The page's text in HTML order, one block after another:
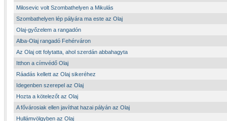
Milosevic volt Szombathelyen a Mikulás
Szombathelyen lép pályára ma este az Olaj
Olaj-győzelem a rangadón
Alba-Olaj rangadó Fehérváron
Az Olaj ott folytatta, ahol szerdán abbahagyta
Itthon a címvédő Olaj
Ráadás kellett az Olaj sikeréhez
Idegenben szerepel az Olaj
Hozta a kötelezőt az Olaj
A fővárosiak ellen javíthat hazai pályán az Olaj
Hullámvölgyben az Olaj